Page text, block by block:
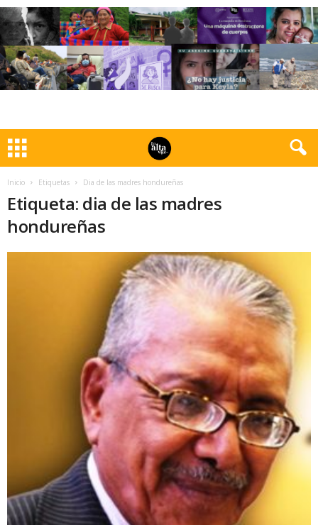
Inicio Etiquetas Dia de las madres hondureñas
Etiqueta: dia de las madres
hondureñas